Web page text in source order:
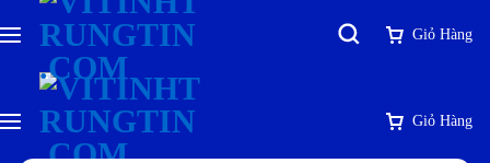
Giỏ Hàng
Giỏ Hàng